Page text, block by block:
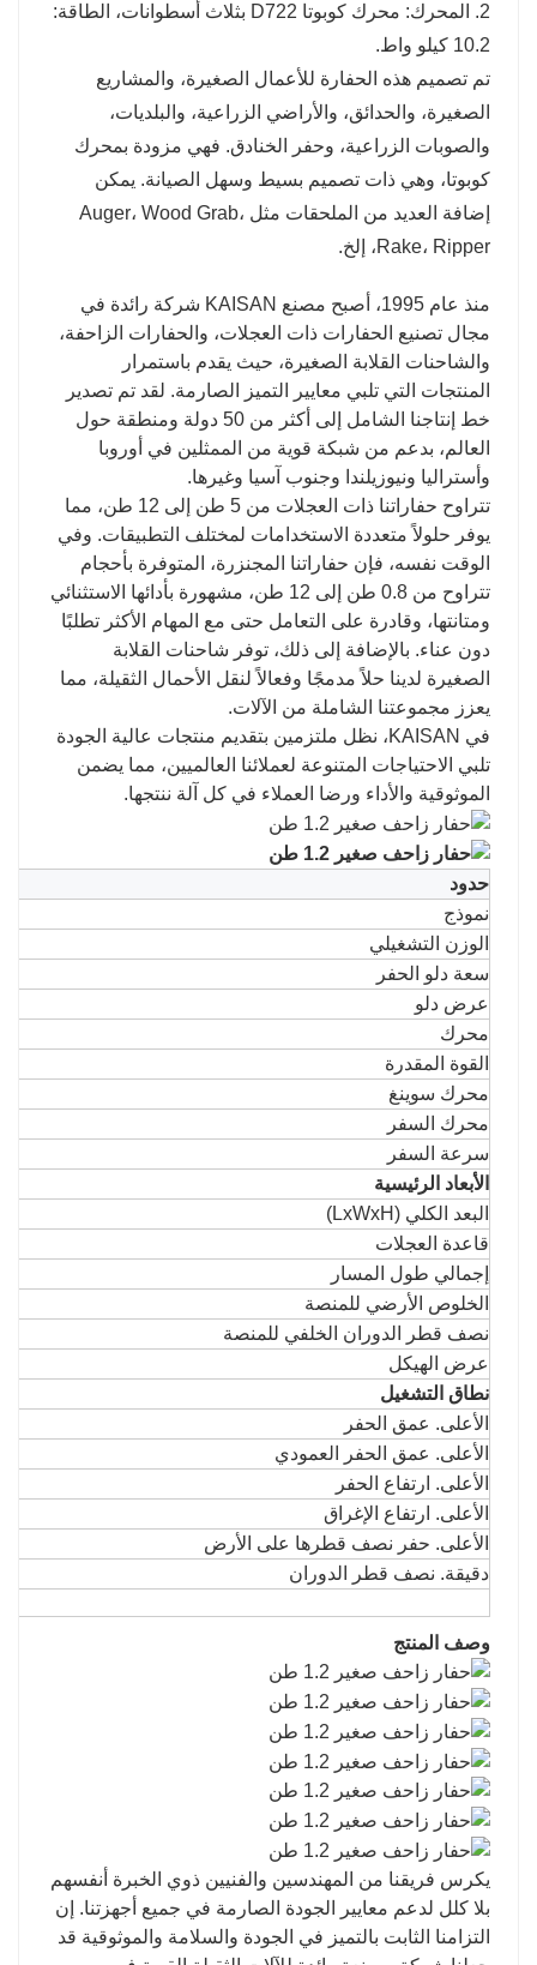
2. المحرك: محرك كوبوتا D722 بثلاث أسطوانات، الطاقة:
10.2 كيلو واط.
تم تصميم هذه الحفارة للأعمال الصغيرة، والمشاريع
الصغيرة، والحدائق، والأراضي الزراعية، والبلديات،
والصوبات الزراعية، وحفر الخنادق. فهي مزودة بمحرك
كوبوتا، وهي ذات تصميم بسيط وسهل الصيانة. يمكن
إضافة العديد من الملحقات مثل Auger، Wood Grab،
Rake، Ripper، إلخ.
منذ عام 1995، أصبح مصنع KAISAN شركة رائدة في
مجال تصنيع الحفارات ذات العجلات، والحفارات الزاحفة،
والشاحنات القلابة الصغيرة، حيث يقدم باستمرار
المنتجات التي تلبي معايير التميز الصارمة. لقد تم تصدير
خط إنتاجنا الشامل إلى أكثر من 50 دولة ومنطقة حول
العالم، بدعم من شبكة قوية من الممثلين في أوروبا
وأستراليا ونيوزيلندا وجنوب آسيا وغيرها.
تتراوح حفاراتنا ذات العجلات من 5 طن إلى 12 طن، مما
يوفر حلولاً متعددة الاستخدامات لمختلف التطبيقات. وفي
الوقت نفسه، فإن حفاراتنا المجنزرة، المتوفرة بأحجام
تتراوح من 0.8 طن إلى 12 طن، مشهورة بأدائها الاستثنائي
ومتانتها، وقادرة على التعامل حتى مع المهام الأكثر تطلبًا
دون عناء. بالإضافة إلى ذلك، توفر شاحنات القلابة
الصغيرة لدينا حلاً مدمجًا وفعالاً لنقل الأحمال الثقيلة، مما
يعزز مجموعتنا الشاملة من الآلات.
في KAISAN، نظل ملتزمين بتقديم منتجات عالية الجودة
تلبي الاحتياجات المتنوعة لعملائنا العالميين، مما يضمن
الموثوقية والأداء ورضا العملاء في كل آلة ننتجها.
حدود
نموذج
الوزن التشغيلي
سعة دلو الحفر
عرض دلو
محرك
القوة المقدرة
محرك سوينغ
محرك السفر
سرعة السفر
الأبعاد الرئيسية
البعد الكلي (LxWxH)
قاعدة العجلات
إجمالي طول المسار
الخلوص الأرضي للمنصة
نصف قطر الدوران الخلفي للمنصة
عرض الهيكل
نطاق التشغيل
الأعلى. عمق الحفر
الأعلى. عمق الحفر العمودي
الأعلى. ارتفاع الحفر
الأعلى. ارتفاع الإغراق
الأعلى. حفر نصف قطرها على الأرض
دقيقة. نصف قطر الدوران
وصف المنتج
يكرس فريقنا من المهندسين والفنيين ذوي الخبرة أنفسهم
بلا كلل لدعم معايير الجودة الصارمة في جميع أجهزتنا. إن
التزامنا الثابت بالتميز في الجودة والسلامة والموثوقية قد